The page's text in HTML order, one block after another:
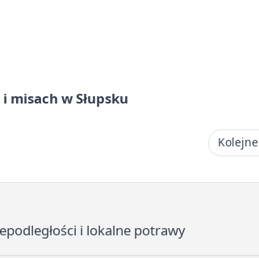
w Słupsku
i lokalne potrawy